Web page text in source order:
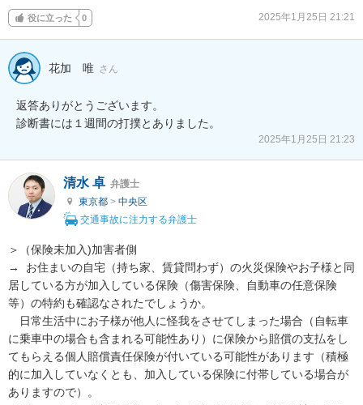
役に立った 0 2025年1月25日 21:21
花加 唯 さん
返答ありがとうございます。
診断書には１週間の打撲とありました。
2025年1月25日 21:23
清水 卓 弁護士
東京都 > 中央区
交通事故に注力する弁護士
＞（保険未加入)加害者側
→  お住まいの自宅（持ち家、賃貸問わず）の火災保険やお子様と同
居している方が加入している保険（傷害保険、自動車の任意保険
等）の特約も確認なされたでしょうか。
日常生活中にお子様が他人に怪我をさせてしまった場合（自転車
に乗車中の場合も含まれる可能性あり）に保険から賠償の支払をし
てもらえる個人賠償責任保険が付いている可能性があります（積極
的に加入していなくとも、加入している保険に付帯している場合が
ありますので）。